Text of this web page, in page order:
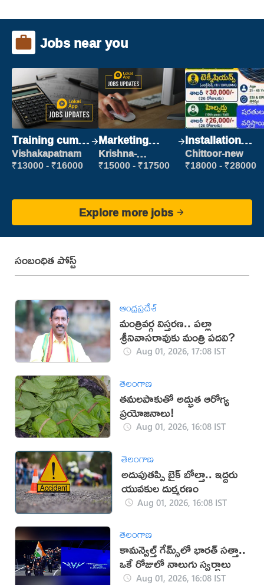
Jobs near you
Training cum
Placement
Vishakapatnam
₹13000 - ₹16000
Marketing
Executive
Krishna-
vijayawada
₹15000 - ₹17500
Installation
Engineer/
Helper
Chittoor-new
₹18000 - ₹28000
Explore more jobs
సంబంధిత పోస్ట్
ఆంధ్రప్రదేశ్
మంత్రివర్గ విస్తరణ.. పల్లా
శ్రీనివాసరావుకు మంత్రి పదవి?
Aug 01, 2026, 17:08 IST
తెలంగాణ
తమలపాకుతో అద్భుత ఆరోగ్య
ప్రయోజనాలు!
Aug 01, 2026, 16:08 IST
తెలంగాణ
అదుపుతప్పి బైక్ బోల్తా.. ఇద్దరు
యువకుల దుర్మరణం
Aug 01, 2026, 16:08 IST
తెలంగాణ
కామన్వెల్త్ గేమ్స్‌లో భారత్‌ సత్తా..
ఒకే రోజులో నాలుగు స్వర్ణాలు
Aug 01, 2026, 16:08 IST